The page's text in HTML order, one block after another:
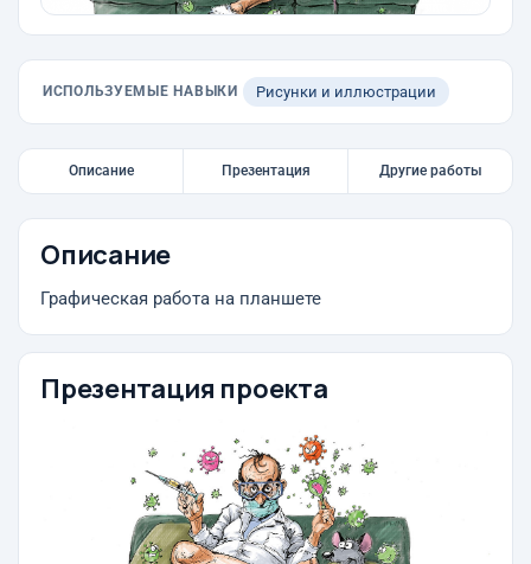
ИСПОЛЬЗУЕМЫЕ НАВЫКИ Рисунки и иллюстрации
Описание Презентация Другие работы
Описание
Графическая работа на планшете
Презентация проекта